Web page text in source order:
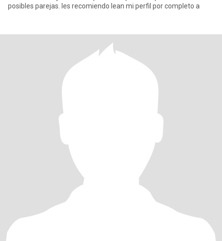
posibles parejas. les recomiendo lean mi perfil por completo a